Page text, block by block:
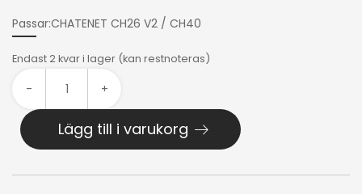
Passar:CHATENET CH26 V2 / CH40
Endast 2 kvar i lager (kan restnoteras)
- +
Lägg till i varukorg